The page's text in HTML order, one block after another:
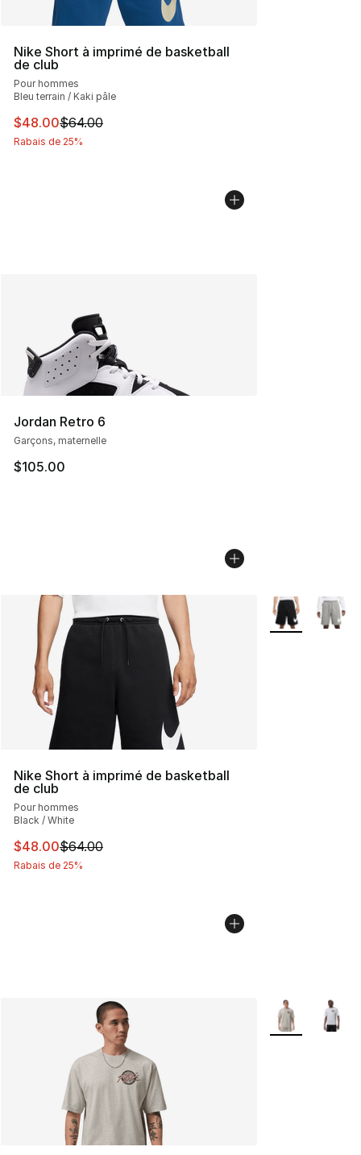
Nike Short à imprimé de basketball
de club
Pour hommes
Bleu terrain / Kaki pâle
Cet article est en solde. Le prix est passé de $64.00 à
$48.00$64.00
Rabais de 25%
Jordan Retro 6
Garçons, maternelle
$105.00
Nike Short à imprimé de basketball
de club
Pour hommes
Black / White
Cet article est en solde. Le prix est passé de $64.00 à
$48.00$64.00
Rabais de 25%
Plus de
Plus de